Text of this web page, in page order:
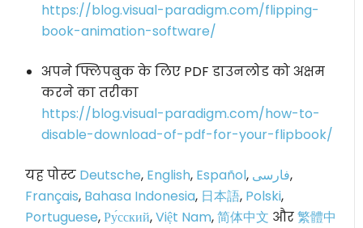
https://blog.visual-paradigm.com/flipping-
book-animation-software/
अपने फ्लिपबुक के लिए PDF डाउनलोड को अक्षम
करने का तरीका
https://blog.visual-paradigm.com/how-to-
disable-download-of-pdf-for-your-flipbook/
यह पोस्ट Deutsche, English, Español, فارسی,
Français, Bahasa Indonesia, 日本語, Polski,
Portuguese,Ру́сский,Việt Nam,简体中文 और繁體中